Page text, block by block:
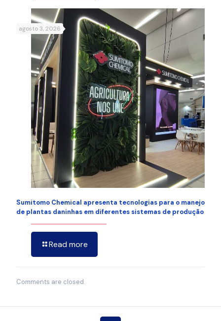
agosto 3, 2026
Sumitomo Chemical apresenta tecnologias para o manejo
de plantas daninhas em diferentes sistemas de produção
Read more
Comments are closed.